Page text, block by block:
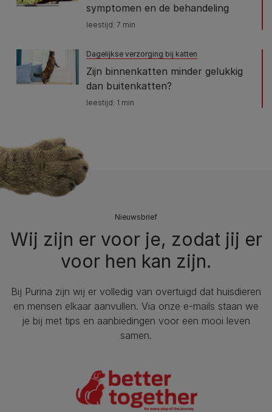
symptomen en de behandeling
leestijd: 7 min
Dagelijkse verzorging bij katten
Zijn binnenkatten minder gelukkig
dan buitenkatten?
leestijd: 1 min
Nieuwsbrief
Wij zijn er voor je, zodat jij er
voor hen kan zijn.
Bij Purina zijn wij er volledig van overtuigd dat huisdieren
en mensen elkaar aanvullen. Via onze e-mails staan we
je bij met tips en aanbiedingen voor een mooi leven
samen.